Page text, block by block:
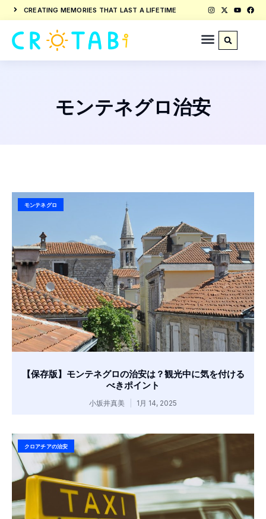
CREATING MEMORIES THAT LAST A LIFETIME
モンテネグロ治安
モンテネグロ
【保存版】モンテネグロの治安は？観光中に気を付ける
べきポイント
小坂井真美 1月 14, 2025
クロアチアの治安